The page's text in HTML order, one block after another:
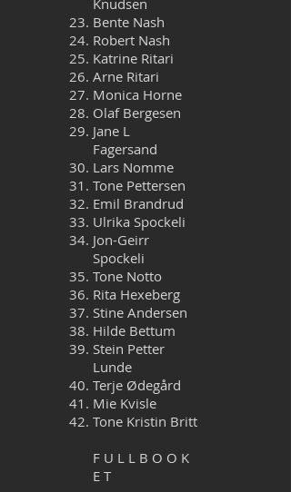
Knudsen
Bente Nash
Robert Nash
Katrine Ritari
Arne Ritari
Monica Horne
Olaf Bergesen
Jane L
Fagersand
Lars Nomme
Tone Pettersen
Emil Brandrud
Ulrika Spockeli
Jon-Geirr
Spockeli
Tone Notto
Rita Hexeberg
Stine Andersen
Hilde Bettum
Stein Petter
Lunde
Terje Ødegård
Mie Kvisle
Tone Kristin Britt
F U L L B O O K
E T